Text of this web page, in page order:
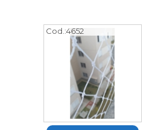
Cod.:4652